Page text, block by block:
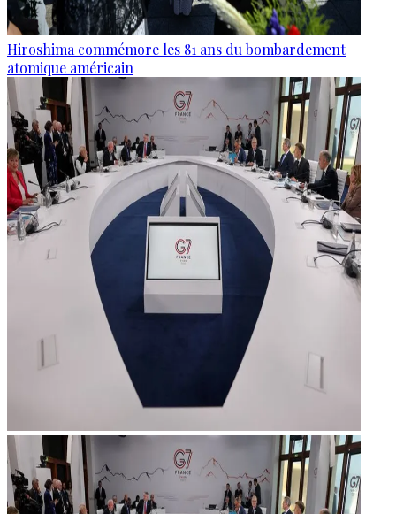
Hiroshima commémore les 81 ans du bombardement
atomique américain